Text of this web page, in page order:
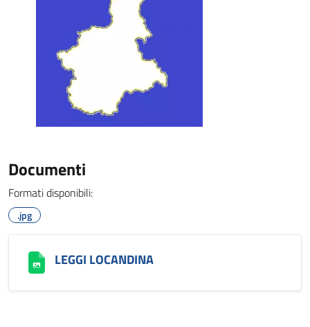
Documenti
Formati disponibili:
.jpg
LEGGI LOCANDINA